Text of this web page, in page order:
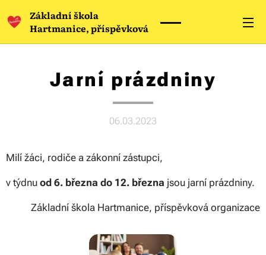
Základní škola
Hartmanice, příspěvková
organizace
Jarní prázdniny
06.03.2023
Milí žáci, rodiče a zákonní zástupci,
v týdnu od 6. března do 12. března jsou jarní prázdniny.
Základní škola Hartmanice, příspěvková organizace